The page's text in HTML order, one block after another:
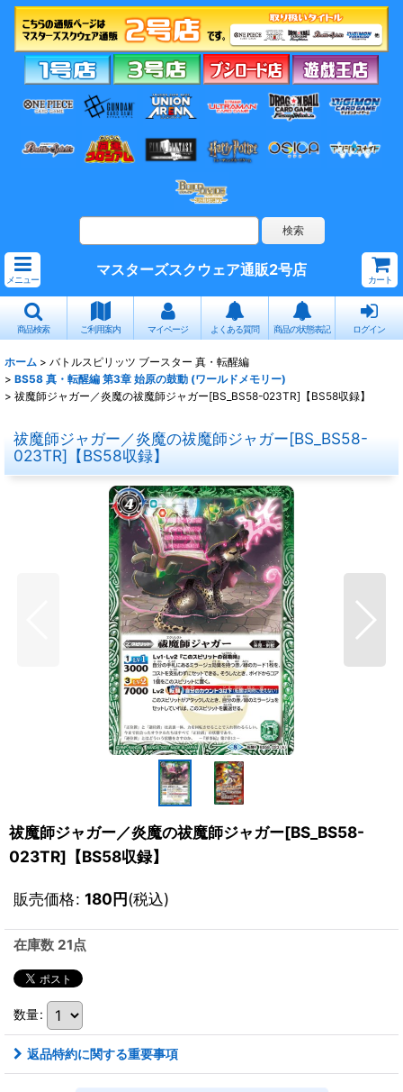
メニュー
マスターズスクウェア通販2号店
カート
商品検索 ご利用案内 マイページ よくある質問 商品の状態表記 ログイン
ホーム > バトルスピリッツ ブースター 真・転醒編
> BS58 真・転醒編 第3章 始原の鼓動 (ワールドメモリー)
> 祓魔師ジャガー／炎魔の祓魔師ジャガー[BS_BS58-023TR]【BS58収録】
祓魔師ジャガー／炎魔の祓魔師ジャガー[BS_BS58-
023TR]【BS58収録】
祓魔師ジャガー／炎魔の祓魔師ジャガー[BS_BS58-
023TR]【BS58収録】
販売価格: 180円(税込)
在庫数 21点
数量:
返品特約に関する重要事項